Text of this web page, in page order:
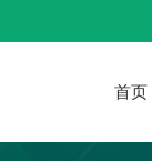
首页